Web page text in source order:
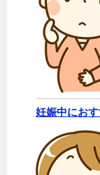
妊娠中にお